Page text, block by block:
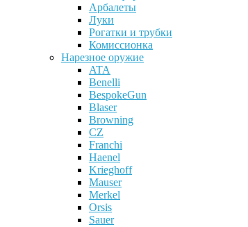
Арбалеты
Луки
Рогатки и трубки
Комиссионка
Нарезное оружие
ATA
Benelli
BespokeGun
Blaser
Browning
CZ
Franchi
Haenel
Krieghoff
Mauser
Merkel
Orsis
Sauer